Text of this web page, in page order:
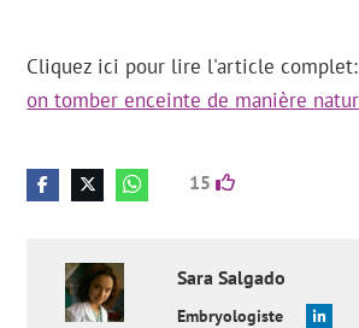
Cliquez ici pour lire l'article complet:
on tomber enceinte de manière
15
Sara Salgado
Embryologiste